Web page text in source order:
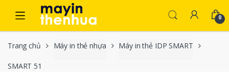
Skip to navigation
Skip to content
0
Trang chủ Máy in thẻ nhựa Máy in thẻ IDP SMART
SMART 51